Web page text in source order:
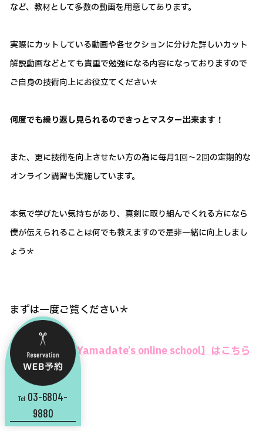
など、教材として多数の動画を用意してあります。
実際にカットしている動画や各セクションに分けた詳しいカット
解説動画などとても貴重で勉強になる内容になっておりますので
ご自身の技術向上にお役立てください＊
何度でも繰り返し見られるのできっとマスター出来ます！
また、更に技術を向上させたい方の為に毎月1回～2回の定期的な
オンライン講習も実施しています。
本気で学びたい気持ちがあり、真剣に取り組んでくれる方になら
僕が伝えられることは何でも教えますので是非一緒に向上しまし
ょう＊
まずは一度ご覧ください＊
⇒⇒【Yusuke Yamadate’s online school】はこちら
から
Tel 03-6804-
9880